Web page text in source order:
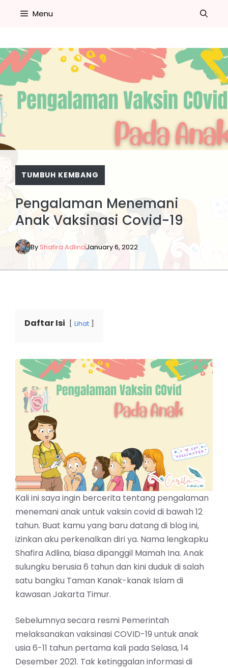
Menu
TUMBUH KEMBANG
Pengalaman Menemani
Anak Vaksinasi Covid-19
ByShafira AdlinaJanuary 6, 2022
Daftar Isi Lihat
Kali ini saya ingin bercerita tentang pengalaman
menemani anak untuk vaksin covid di bawah 12
tahun. Buat kamu yang baru datang di blog ini,
izinkan aku perkenalkan diri ya. Nama lengkapku
Shafira Adlina, biasa dipanggil Mamah Ina. Anak
sulungku berusia 6 tahun dan kini duduk di salah
satu bangku Taman Kanak-kanak Islam di
kawasan Jakarta Timur.
Sebelumnya secara resmi Pemerintah
melaksanakan vaksinasi COVID-19 untuk anak
usia 6-11 tahun pertama kali pada Selasa, 14
Desember 2021. Tak ketinggalan informasi di